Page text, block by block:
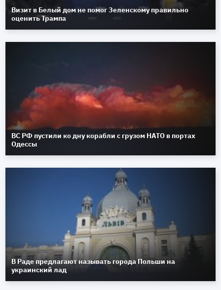
Визит в Белый дом не помог Зеленскому правильно
оценить Трампа
ВС РФ пустили ко дну корабли с грузом НАТО в портах
Одессы
В Раде предлагают называть города Польши на
украинский лад